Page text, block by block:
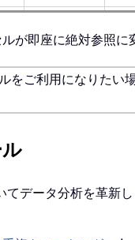
が即座に絶対参照に
ご利用になりたい場
てデータ分析を革新し